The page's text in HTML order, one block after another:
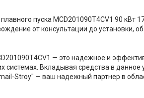
пуска MCD201090T4CV1 90
от консультации до установки,
— это надежное и
Вкладывая средства в данное
Stroy" — ваш надежный партнер в